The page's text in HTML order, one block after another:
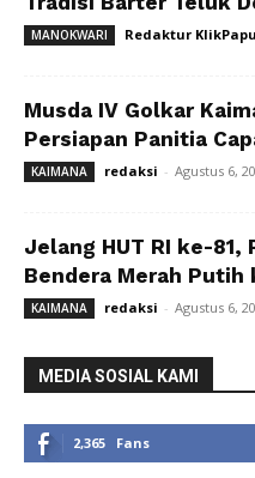
MANOKWARI Redaktur
Musda IV Golkar
Persiapan Panitia
KAIMANA redaksi - Agustus 6,
Jelang HUT RI ke-81,
Bendera Merah Putih
KAIMANA redaksi - Agustus 6,
MEDIA SOSIAL KAMI
2,365 Fans